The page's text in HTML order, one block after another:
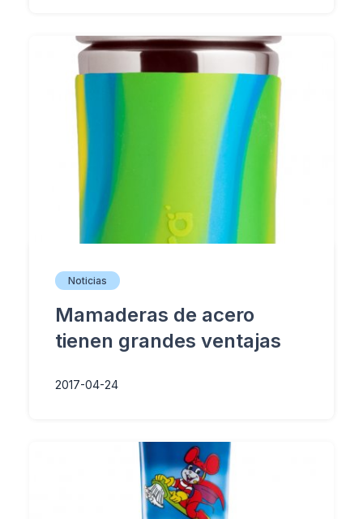
Noticias
Mamaderas de acero
tienen grandes ventajas
2017-04-24